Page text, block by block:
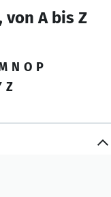
von A bis Z
N O P
Z